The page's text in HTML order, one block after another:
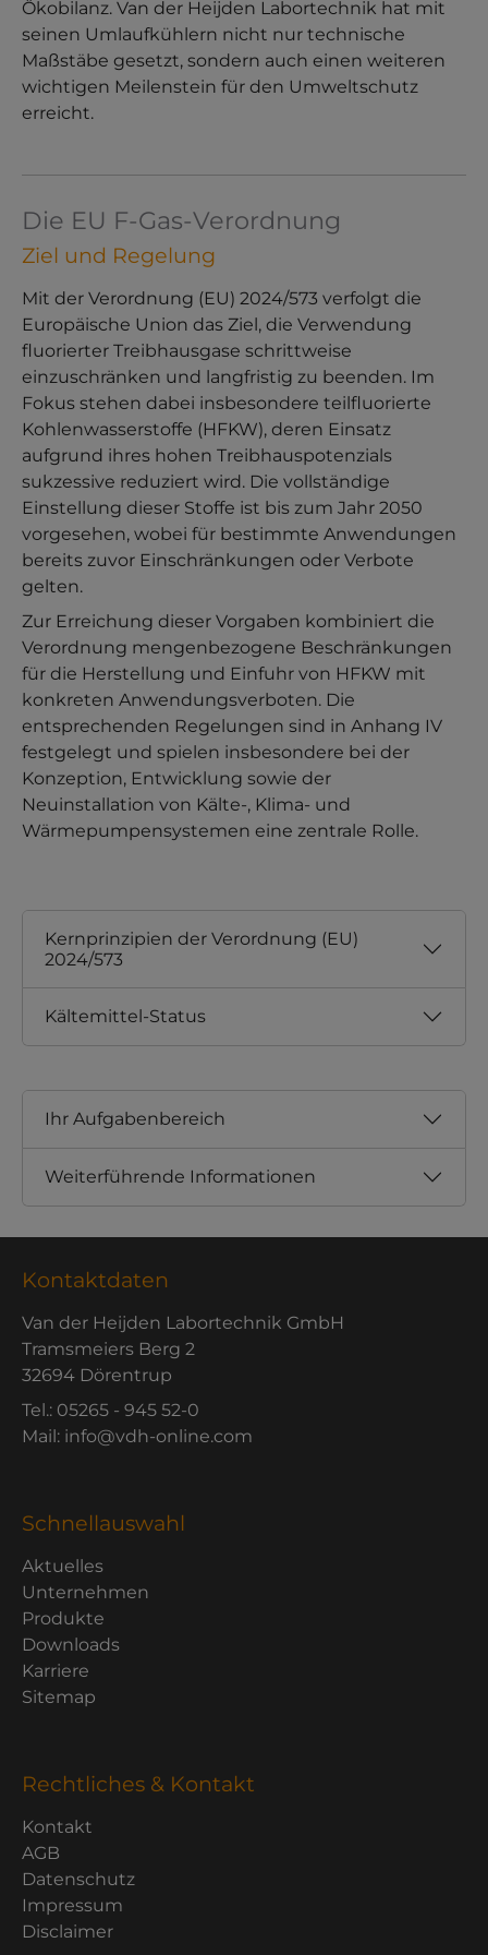
Ökobilanz. Van der Heijden Labortechnik hat mit
seinen Umlaufkühlern nicht nur technische
Maßstäbe gesetzt, sondern auch einen weiteren
wichtigen Meilenstein für den Umweltschutz
erreicht.
Die EU F-Gas-Verordnung
Ziel und Regelung
Mit der Verordnung (EU) 2024/573 verfolgt die
Europäische Union das Ziel, die Verwendung
fluorierter Treibhausgase schrittweise
einzuschränken und langfristig zu beenden. Im
Fokus stehen dabei insbesondere teilfluorierte
Kohlenwasserstoffe (HFKW), deren Einsatz
aufgrund ihres hohen Treibhauspotenzials
sukzessive reduziert wird. Die vollständige
Einstellung dieser Stoffe ist bis zum Jahr 2050
vorgesehen, wobei für bestimmte Anwendungen
bereits zuvor Einschränkungen oder Verbote
gelten.
Zur Erreichung dieser Vorgaben kombiniert die
Verordnung mengenbezogene Beschränkungen
für die Herstellung und Einfuhr von HFKW mit
konkreten Anwendungsverboten. Die
entsprechenden Regelungen sind in Anhang IV
festgelegt und spielen insbesondere bei der
Konzeption, Entwicklung sowie der
Neuinstallation von Kälte-, Klima- und
Wärmepumpensystemen eine zentrale Rolle.
Kernprinzipien der Verordnung (EU)
2024/573
Kältemittel-Status
Ihr Aufgabenbereich
Weiterführende Informationen
Kontaktdaten
Van der Heijden Labortechnik GmbH
Tramsmeiers Berg 2
32694 Dörentrup
Tel.: 05265 - 945 52-0
Mail: info@vdh-online.com
Schnellauswahl
Aktuelles
Unternehmen
Produkte
Downloads
Karriere
Sitemap
Rechtliches & Kontakt
Kontakt
AGB
Datenschutz
Impressum
Disclaimer